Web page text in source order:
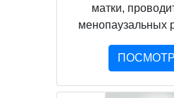
матки,
менопаузальных